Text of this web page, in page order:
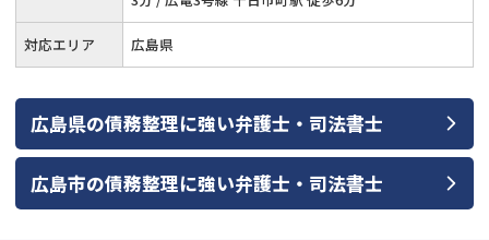
借金返済相談・交渉
時効援用
会社破産・法人破産
費用相場
債務整理
個人再生（民事再生）
対応エリア 広島県
広島県の債務整理に強い弁護士・司法書士
広島市の債務整理に強い弁護士・司法書士